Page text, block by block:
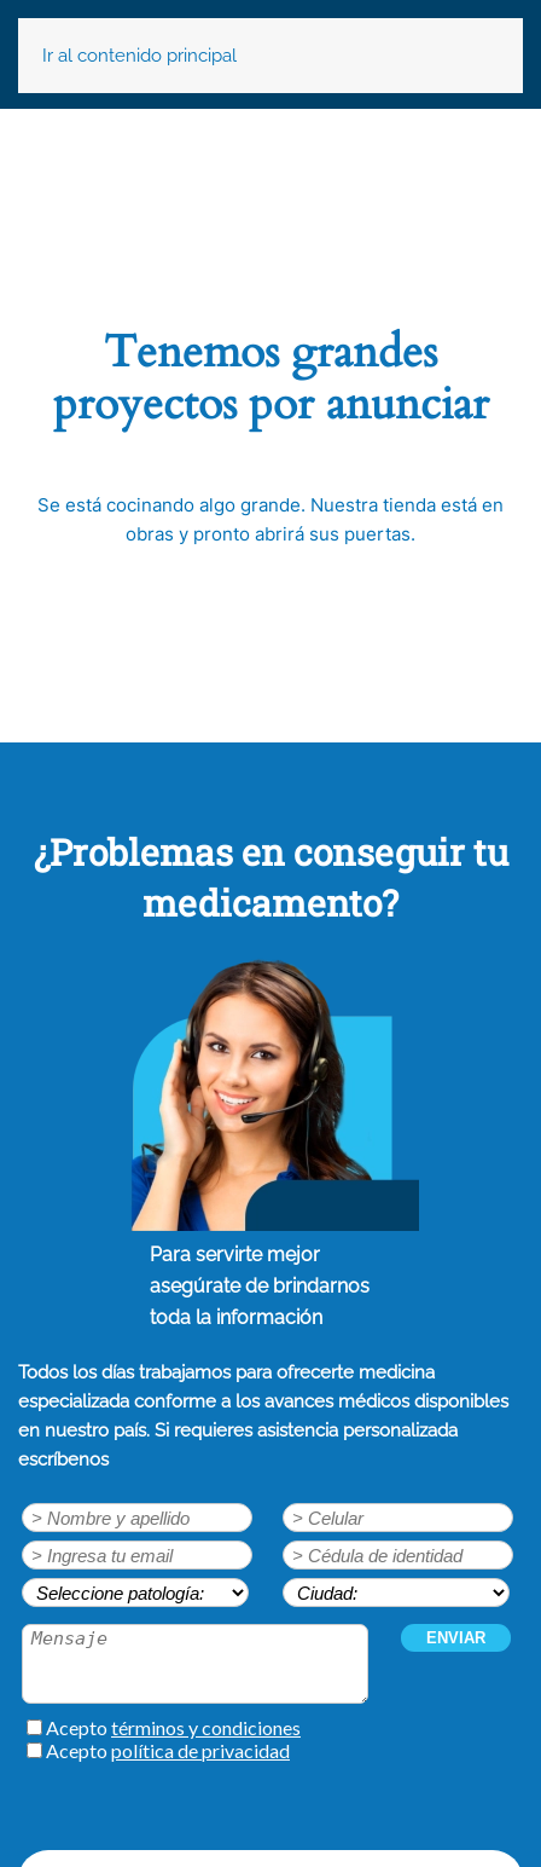
Ir al contenido principal
Tenemos grandes
proyectos por anunciar
Se está cocinando algo grande. Nuestra tienda está en
obras y pronto abrirá sus puertas.
¿Problemas en conseguir tu
medicamento?
Para servirte mejor
asegúrate de brindarnos
toda la información
Todos los días trabajamos para ofrecerte medicina
especializada conforme a los avances médicos disponibles
en nuestro país. Si requieres asistencia personalizada
escríbenos